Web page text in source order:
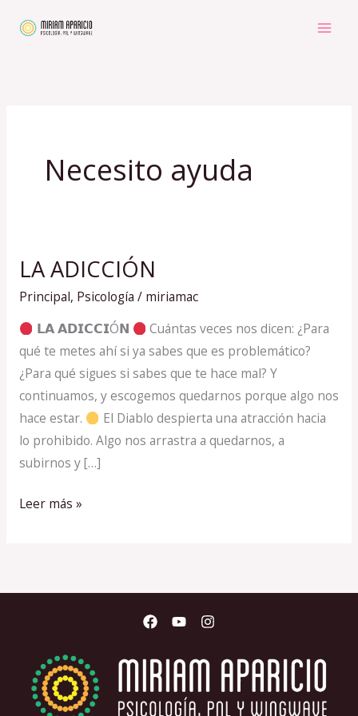
Necesito ayuda
LA ADICCIÓN
Principal, Psicología / miriamac
𝗟𝗔 𝗔𝗗𝗜𝗖𝗖𝗜Ó𝗡
Cuántas veces nos dicen: ¿Para
qué te metes ahí si ya sabes que es problemático?
¿Para qué sigues si sabes que te hace mal? Y
continuamos, y escogemos quedarnos porque algo nos
hace estar.
El Diablo despierta una atracción hacia
lo prohibido. Algo nos arrastra a quedarnos, a
subirnos y […]
LA
ADICCIÓN
Leer más »